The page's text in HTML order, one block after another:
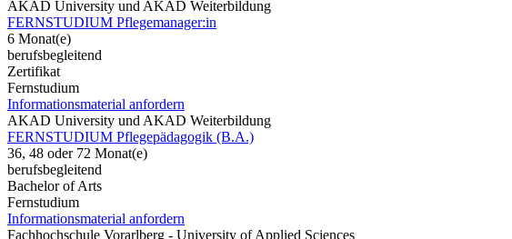
AKAD University und AKAD Weiterbildung
FERNSTUDIUM Pflegemanager:in
6 Monat(e)
berufsbegleitend
Zertifikat
Fernstudium
Informationsmaterial anfordern
AKAD University und AKAD Weiterbildung
FERNSTUDIUM Pflegepädagogik (B.A.)
36, 48 oder 72 Monat(e)
berufsbegleitend
Bachelor of Arts
Fernstudium
Informationsmaterial anfordern
Fachhochschule Vorarlberg - University of Applied Sciences